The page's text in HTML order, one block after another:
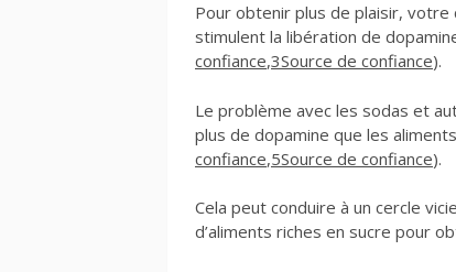
Pour obtenir plus de plaisir, votre
stimulent la libération de
confiance,3Source de confiance).
Le problème avec les sodas et
plus de dopamine que les
confiance,5Source de confiance).
Cela peut conduire à un cercle
d’aliments riches en sucre pour